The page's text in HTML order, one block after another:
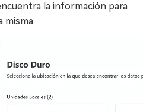
la información para
misma.